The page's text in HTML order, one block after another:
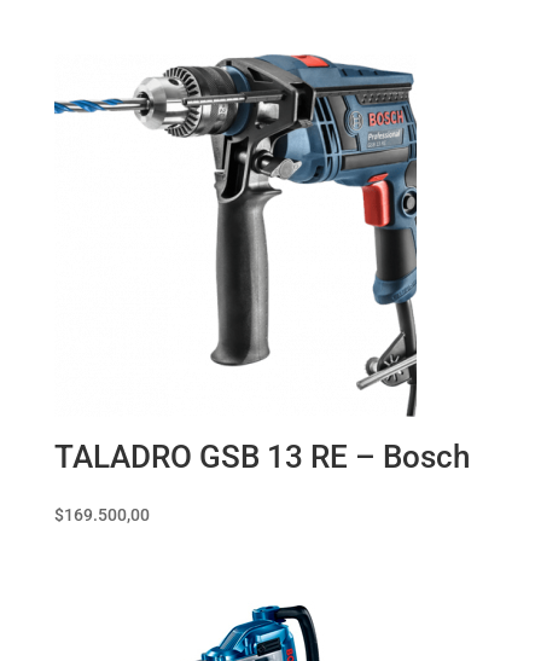
TALADRO GSB 13 RE – Bosch
$169.500,00